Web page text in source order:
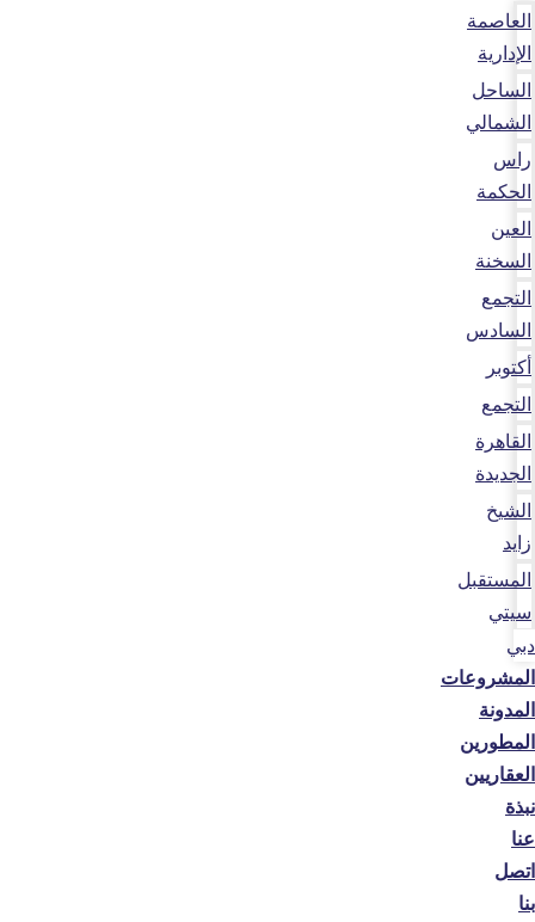
العاصمة
الإدارية
الساحل
الشمالي
راس
الحكمة
العين
السخنة
التجمع
السادس
أكتوبر
التجمع
القاهرة
الجديدة
الشيخ
زايد
المستقبل
سيتي
دبي
المشروعات
المدونة
المطورين
العقاريين
نبذة
عنا
اتصل
بنا